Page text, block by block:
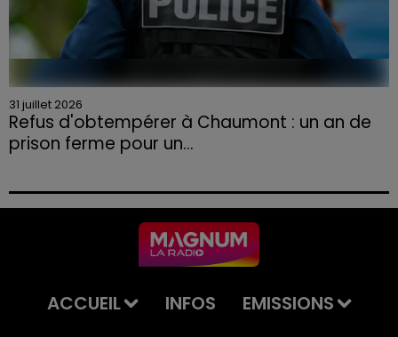
31 juillet 2026
Refus d'obtempérer à Chaumont : un an de
prison ferme pour un...
permis et la confiscation de son véhicule.
ACCUEIL INFOS
EMISSIONS